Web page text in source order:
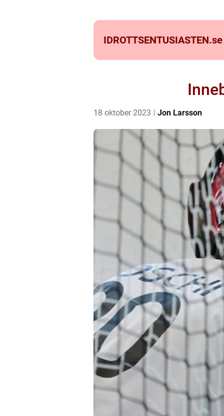
IDROTTSENTUSIASTEN.se
18 oktober 2023 Jon Larsson